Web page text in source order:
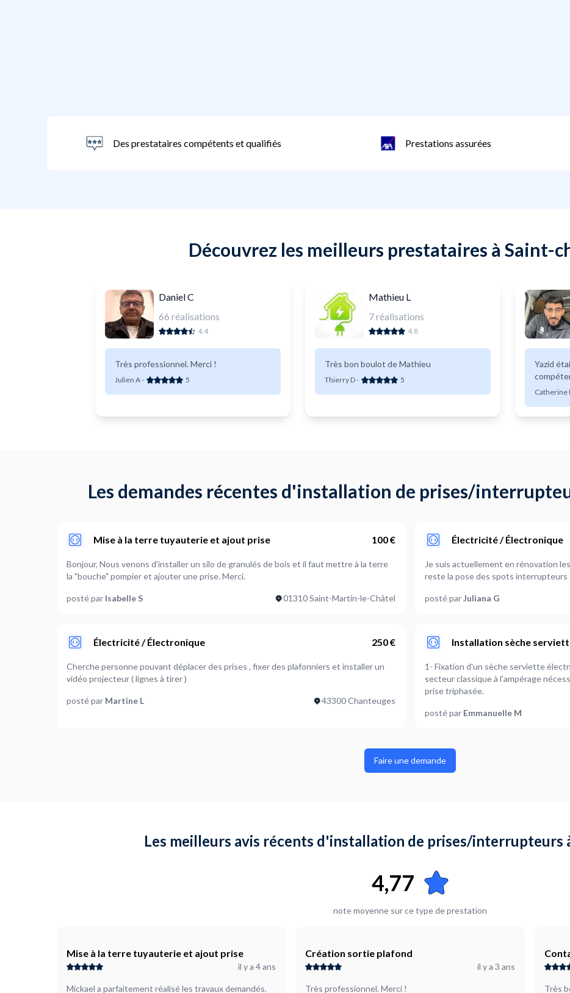
Des prestataires compétents et qualifiés Prestations assurées
Découvrez les meilleurs prestataires à Saint-
Daniel C
66 réalisations
4.4
Très professionnel. Merci !
Julien A- 5
Mathieu L
7réalisations
4.8
Très bon boulot de Mathieu
Thierry D- 5
Yazid
Catherine
Les demandes récentes d'installation de prises/
Mise à la terre tuyauterie et ajout prise 100 €
Bonjour, Nous venons d'installer un silo de granulés de bois et il faut mettre à la terre
la "bouche" pompier et ajouter une prise. Merci.
posté par Isabelle S 01310 Saint-Martin-le-Châtel
Électricité / Électronique
Je suis actuellement en rénovation
reste la pose des spots
posté parJuliana G
Électricité / Électronique 250 €
Cherche personne pouvant déplacer des prises , fixer des plafonniers et installer un
vidéo projecteur ( lignes à tirer )
posté par Martine L 43300 Chanteuges
Installation sèche
1- Fixation d'un sèche serviette
secteur classique à l'ampérage
prise triphasée.
posté par Emmanuelle M
Faire une demande
Les meilleurs avis récents d'installation de prises/interrupteurs
4,77
note moyenne sur ce type de prestation
Mise à la terre tuyauterie et ajout prise
il y a 4 ans
Mickael a parfaitement réalisé les travaux demandés.
Création sortie plafond
il y a 3 ans
Très professionnel. Merci ! Très